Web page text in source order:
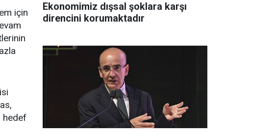
için
hedef
Ekonomimiz dışsal şoklara karşı
direncini korumaktadır